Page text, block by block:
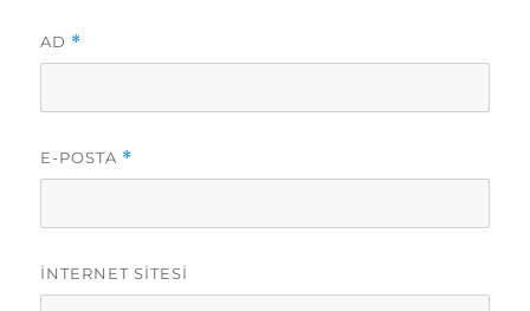
AD *
E-POSTA *
İNTERNET SITESI